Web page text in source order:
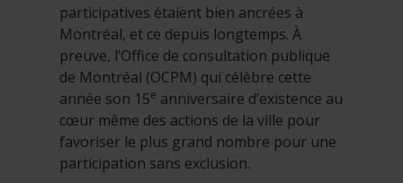
participatives étaient bien ancrées à
Montréal, et ce depuis longtemps. À
preuve, l’Office de consultation publique
de Montréal (OCPM) qui célèbre cette
année son 15e anniversaire d’existence au
cœur même des actions de la ville pour
favoriser le plus grand nombre pour une
participation sans exclusion.